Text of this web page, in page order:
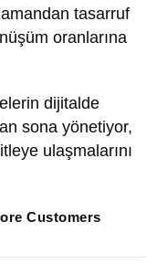
tasarruf
oranlarına
dijitalde
sona yönetiyor,
ulaşmalarını
Customers